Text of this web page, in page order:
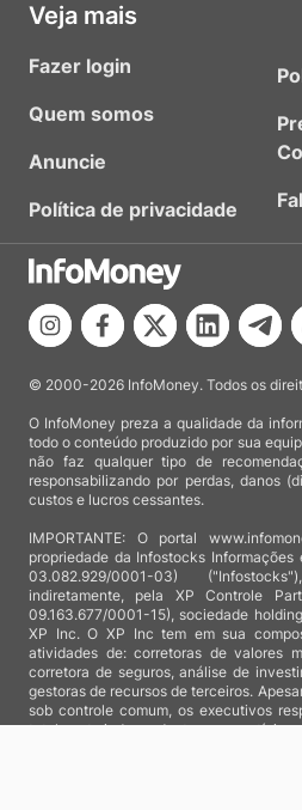
Veja mais
Fazer login
Quem somos
Anuncie
Política de privacidade
© 2000-2026 InfoMoney. Todos os
O InfoMoney preza a qualidade da
todo o conteúdo produzido por sua
não faz qualquer tipo de
responsabilizando por perdas, danos
custos e lucros cessantes.
IMPORTANTE: O portal
propriedade da Infostocks Informações
03.082.929/0001-03)
indiretamente, pela XP Controle
09.163.677/0001-15), sociedade
XP Inc. O XP Inc tem em sua
atividades de: corretoras de valores
corretora de seguros, análise de
gestoras de recursos de terceiros.
sob controle comum, os executivos
totalmente independentes e as notícias,